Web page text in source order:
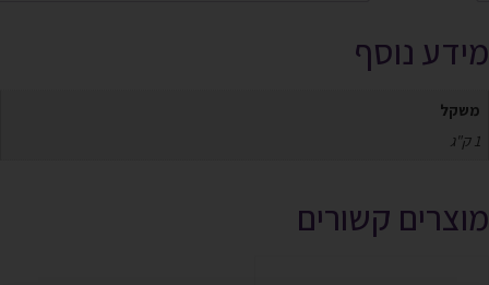
מידע נוסף
משקל
1 ק"ג
מוצרים קשורים